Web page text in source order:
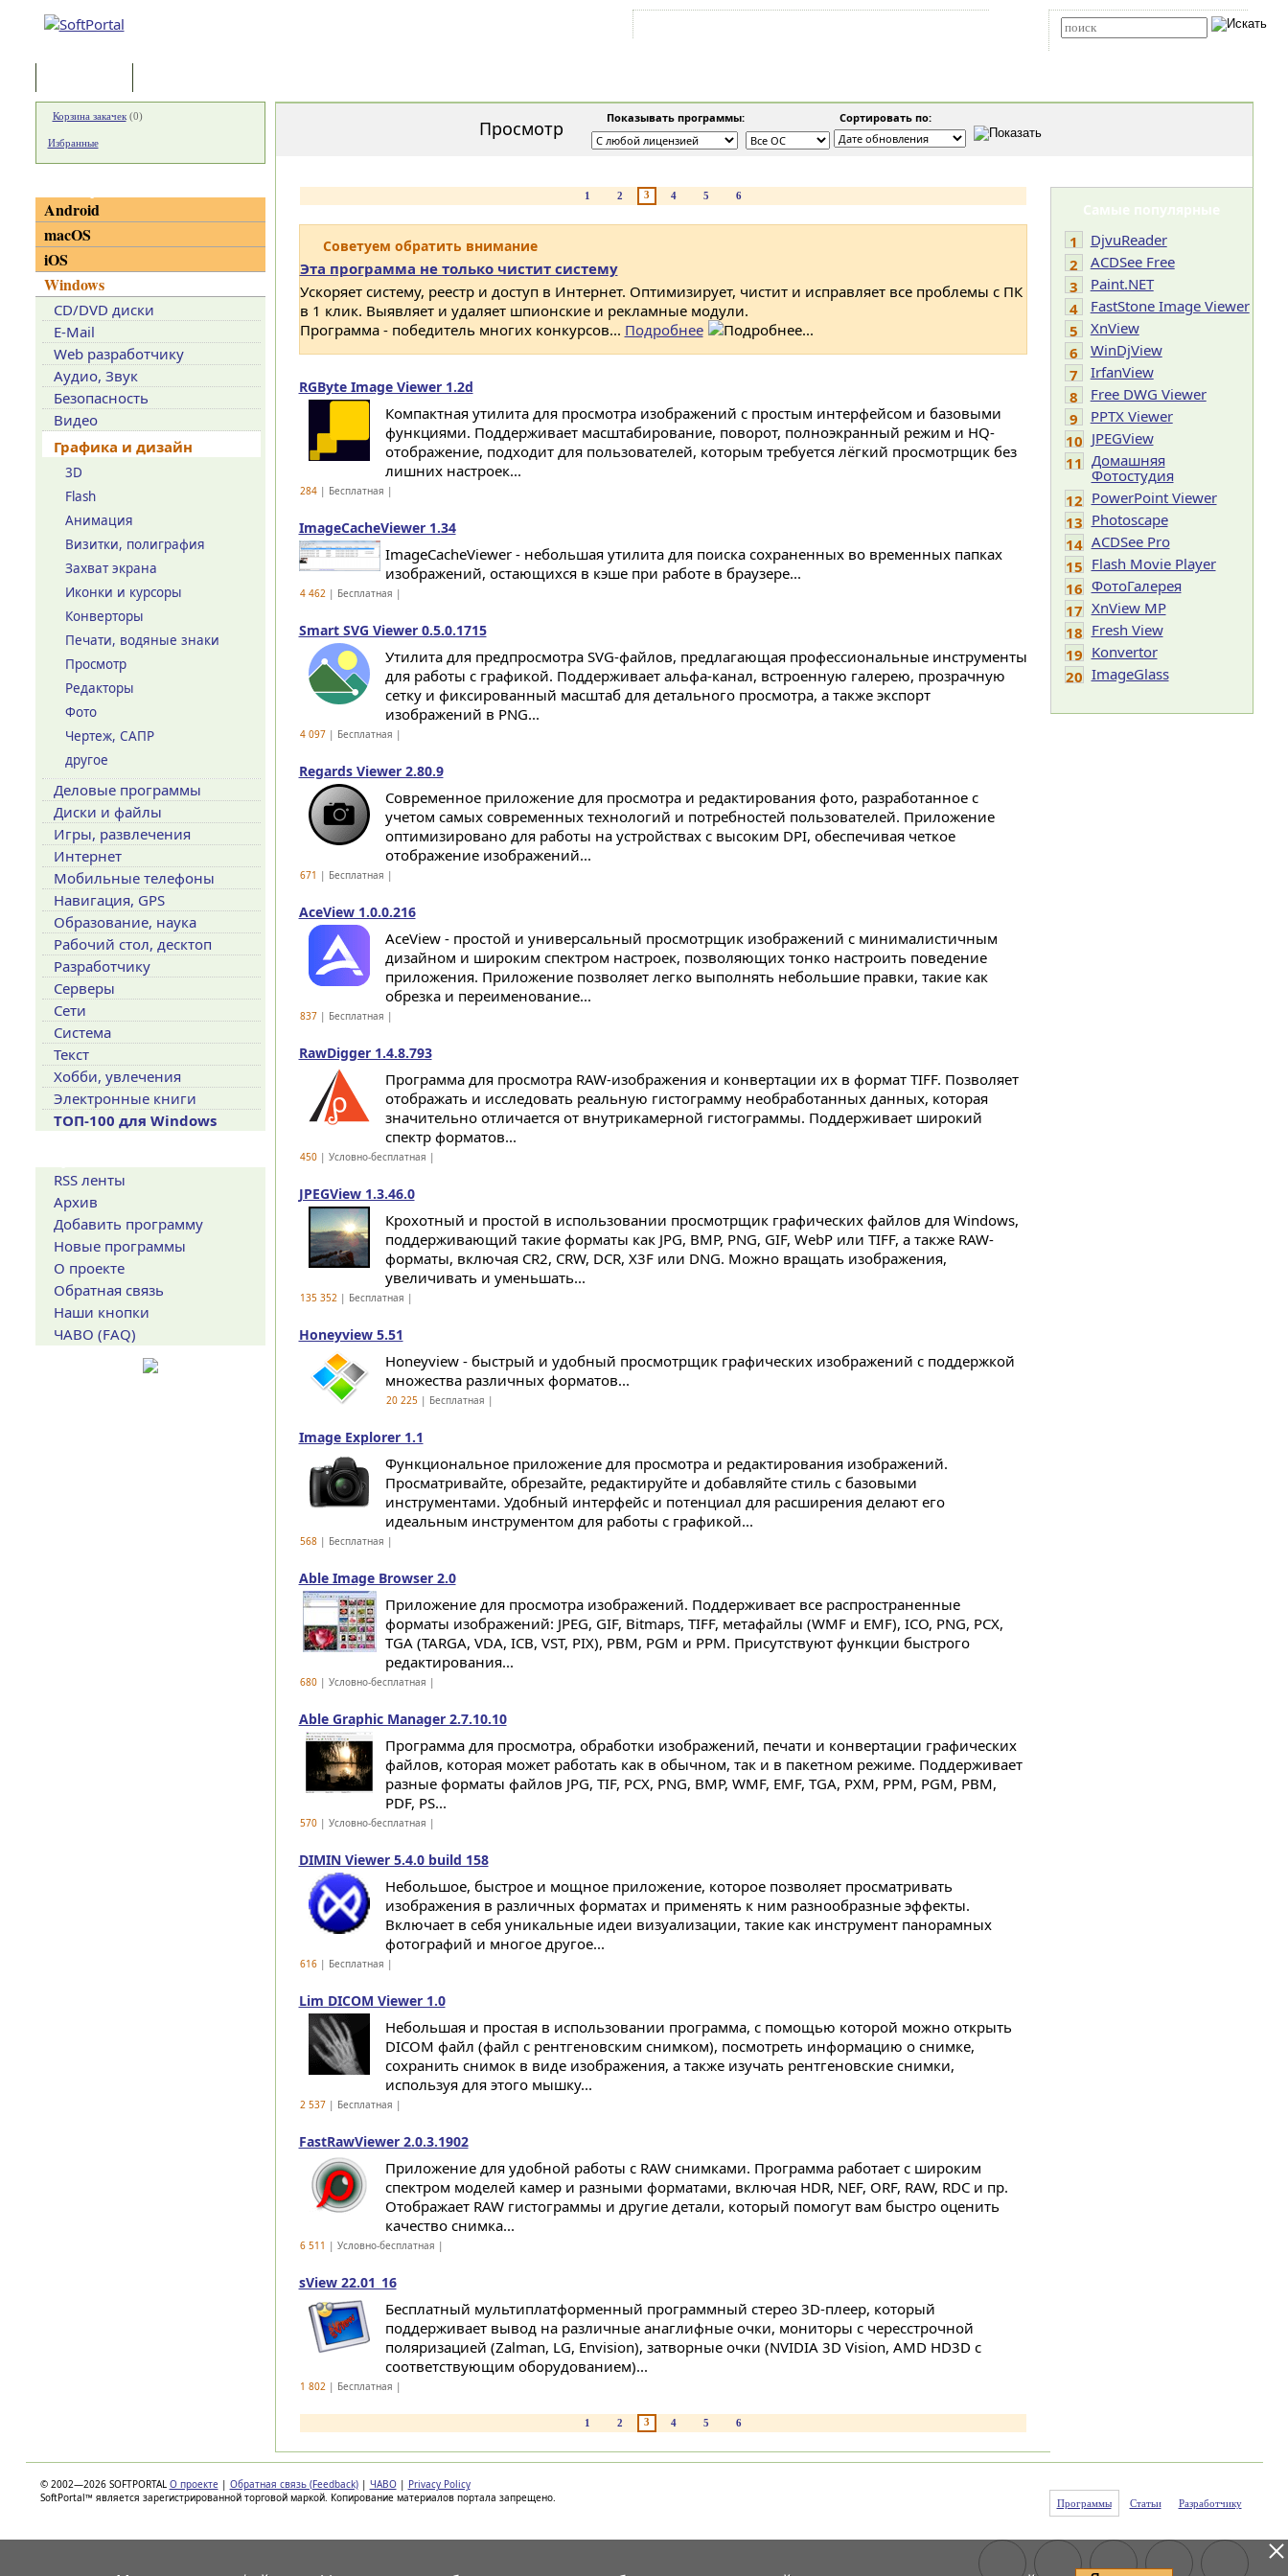
Просмотр Показывать программы: Сортировать по:
1 2 3 4 5 6
Советуем обратить внимание
Эта программа не только чистит систему
Ускоряет систему, реестр и доступ в Интернет. Оптимизирует, чистит и исправляет все проблемы с ПК
в 1 клик. Выявляет и удаляет шпионские и рекламные модули.
Программа - победитель многих конкурсов... Подробнее
RGByte Image Viewer 1.2d
Компактная утилита для просмотра изображений с простым интерфейсом и базовыми
функциями. Поддерживает масштабирование, поворот, полноэкранный режим и HQ-
отображение, подходит для пользователей, которым требуется лёгкий просмотрщик без
лишних настроек...
284| Бесплатная |
ImageCacheViewer 1.34
ImageCacheViewer - небольшая утилита для поиска сохраненных во временных папках
изображений, остающихся в кэше при работе в браузере...
4 462| Бесплатная |
Smart SVG Viewer 0.5.0.1715
Утилита для предпросмотра SVG-файлов, предлагающая профессиональные инструменты
для работы с графикой. Поддерживает альфа-канал, встроенную галерею, прозрачную
сетку и фиксированный масштаб для детального просмотра, а также экспорт
изображений в PNG...
4 097| Бесплатная |
Regards Viewer 2.80.9
Cовременное приложение для просмотра и редактирования фото, разработанное с
учетом самых современных технологий и потребностей пользователей. Приложение
оптимизировано для работы на устройствах с высоким DPI, обеспечивая четкое
отображение изображений...
671 | Бесплатная |
AceView 1.0.0.216
AceView - простой и универсальный просмотрщик изображений с минималистичным
дизайном и широким спектром настроек, позволяющих тонко настроить поведение
приложения. Приложение позволяет легко выполнять небольшие правки, такие как
обрезка и переименование...
837| Бесплатная |
RawDigger 1.4.8.793
Программа для просмотра RAW-изображения и конвертации их в формат TIFF. Позволяет
отображать и исследовать реальную гистограмму необработанных данных, которая
значительно отличается от внутрикамерной гистограммы. Поддерживает широкий
спектр форматов...
450| Условно-бесплатная |
JPEGView 1.3.46.0
Крохотный и простой в использовании просмотрщик графических файлов для Windows,
поддерживающий такие форматы как JPG, BMP, PNG, GIF, WebP или TIFF, а также RAW-
форматы, включая CR2, CRW, DCR, X3F или DNG. Можно вращать изображения,
увеличивать и уменьшать...
135 352| Бесплатная |
Honeyview 5.51
Honeyview - быстрый и удобный просмотрщик графических изображений с поддержкой
множества различных форматов...
20 225| Бесплатная |
Image Explorer 1.1
Функциональное приложение для просмотра и редактирования изображений.
Просматривайте, обрезайте, редактируйте и добавляйте стиль с базовыми
инструментами. Удобный интерфейс и потенциал для расширения делают его
идеальным инструментом для работы с графикой...
568| Бесплатная |
Able Image Browser 2.0
Приложение для просмотра изображений. Поддерживает все распространенные
форматы изображений: JPEG, GIF, Bitmaps, TIFF, метафайлы (WMF и EMF), ICO, PNG, PCX,
TGA (TARGA, VDA, ICB, VST, PIX), PBM, PGM и PPM. Присутствуют функции быстрого
редактирования...
680| Условно-бесплатная |
Able Graphic Manager 2.7.10.10
Программа для просмотра, обработки изображений, печати и конвертации графических
файлов, которая может работать как в обычном, так и в пакетном режиме. Поддерживает
разные форматы файлов JPG, TIF, PCX, PNG, BMP, WMF, EMF, TGA, PXM, PPM, PGM, PBM,
PDF, PS...
570| Условно-бесплатная |
DIMIN Viewer 5.4.0 build 158
Небольшое, быстрое и мощное приложение, которое позволяет просматривать
изображения в различных форматах и применять к ним разнообразные эффекты.
Включает в себя уникальные идеи визуализации, такие как инструмент панорамных
фотографий и многое другое...
616| Бесплатная |
Lim DICOM Viewer 1.0
Небольшая и простая в использовании программа, с помощью которой можно открыть
DICOM файл (файл с рентгеновским снимком), посмотреть информацию о снимке,
сохранить снимок в виде изображения, а также изучать рентгеновские снимки,
используя для этого мышку...
2 537| Бесплатная |
FastRawViewer 2.0.3.1902
Приложение для удобной работы с RAW снимками. Программа работает с широким
спектром моделей камер и разными форматами, включая HDR, NEF, ORF, RAW, RDC и пр.
Отображает RAW гистограммы и другие детали, который помогут вам быстро оценить
качество снимка...
6 511 | Условно-бесплатная |
sView 22.01_16
Бесплатный мультиплатформенный программный стерео 3D-плеер, который
поддерживает вывод на различные анаглифные очки, мониторы с чересстрочной
поляризацией (Zalman, LG, Envision), затворные очки (NVIDIA 3D Vision, AMD HD3D с
соответствующим оборудованием)...
1 802| Бесплатная |
1 2 3 4 5 6
Самые популярные
1
DjvuReader
2
ACDSee Free
3
Paint.NET
4
FastStone Image Viewer
5
XnView
6
WinDjView
7
IrfanView
8
Free DWG Viewer
9
PPTX Viewer
10 JPEGView
11 Домашняя
Фотостудия
12 PowerPoint Viewer
13 Photoscape
14 ACDSee Pro
15 Flash Movie Player
16 ФотоГалерея
17 XnView MP
18 Fresh View
19 Konvertor
20 ImageGlass
Корзина закачек(0)
Избранные
Android
macOS
iOS
Windows
CD/DVD диски
E-Mail
Web разработчику
Аудио, Звук
Безопасность
Видео
Графика и дизайн
3D
Flash
Анимация
Визитки, полиграфия
Захват экрана
Иконки и курсоры
Конверторы
Печати, водяные знаки
Просмотр
Редакторы
Фото
Чертеж, САПР
другое
Деловые программы
Диски и файлы
Игры, развлечения
Интернет
Мобильные телефоны
Навигация, GPS
Образование, наука
Рабочий стол, десктоп
Разработчику
Серверы
Сети
Система
Текст
Хобби, увлечения
Электронные книги
ТОП-100 для Windows
RSS ленты
Архив
Добавить программу
Новые программы
О проекте
Обратная связь
Наши кнопки
ЧАВО (FAQ)
© 2002—2026 SOFTPORTAL О проекте | Обратная связь (Feedback) | ЧАВО | Privacy Policy
SoftPortal™ является зарегистрированной торговой маркой. Копирование материалов портала запрещено.
Программы Статьи Разработчику